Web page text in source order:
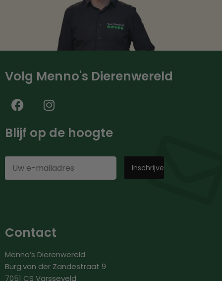
Volg Menno's Dierenwereld
Blijf op de hoogte
Contact
Menno’s Dierenwereld
Burg.van der Zandestraat 9
7051 CS Varsseveld